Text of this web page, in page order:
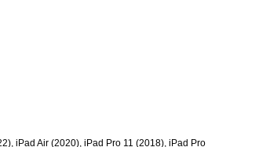
iPad Air (2020), iPad Pro 11 (2018), iPad Pro